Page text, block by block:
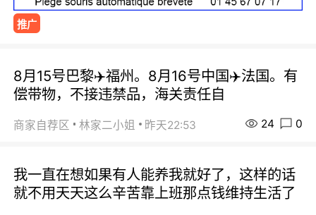
推广
8月15号巴黎✈️福州。8月16号中国✈️法国。有
偿带物，不接违禁品，海关责任自
商家自荐区 林家二小姐 昨天22:53 24 0
我一直在想如果有人能养我就好了，这样的话
就不用天天这么辛苦靠上班那点钱维持生活了